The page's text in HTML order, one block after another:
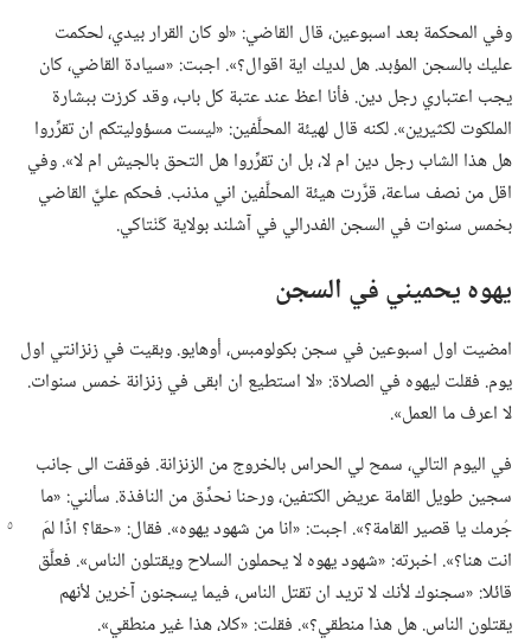
وفي المحكمة بعد اسبوعين،‏ قال القاضي:‏ «لو كان القرار بيدي،‏ لحكمت
عليك بالسجن المؤبد.‏ هل لديك اية اقوال؟‏».‏ اجبت:‏ «سيادة القاضي،‏ كان
يجب اعتباري رجل دين.‏ فأنا اعظ عند عتبة كل باب،‏ وقد كرزت ببشارة
الملكوت لكثيرين».‏ لكنه قال لهيئة المحلَّفين:‏ «ليست مسؤوليتكم ان تقرِّروا
هل هذا الشاب رجل دين ام لا،‏ بل ان تقرِّروا هل التحق بالجيش ام لا».‏ وفي
اقل من نصف ساعة،‏ قرَّرت هيئة المحلَّفين اني مذنب.‏ فحكم عليَّ القاضي
بخمس سنوات في السجن الفدرالي في آشلند بولاية كَنْتاكي.‏
يهوه يحميني في السجن
امضيت اول اسبوعين في سجن بكولومبس،‏ أوهايو.‏ وبقيت في زنزانتي اول
يوم.‏ فقلت ليهوه في الصلاة:‏ «لا استطيع ان ابقى في زنزانة خمس سنوات.‏
لا اعرف ما العمل».‏
في اليوم التالي،‏ سمح لي الحراس بالخروج من الزنزانة.‏ فوقفت الى جانب
سجين طويل القامة عريض الكتفين،‏ ورحنا نحدِّق من النافذة.‏ سألني:‏ «ما
جُرمك يا قصير القامة؟‏».‏ اجبت:‏ «انا من شهود يهوه».‏ فقال:‏ «حقا؟‏ اذًا لمَ
انت هنا؟‏».‏ اخبرته:‏ «شهود يهوه لا يحملون السلاح ويقتلون الناس».‏ فعلَّق
قائلا:‏ «سجنوك لأنك لا تريد ان تقتل الناس،‏ فيما يسجنون آخرين لأنهم
يقتلون الناس.‏ هل هذا منطقي؟‏».‏ فقلت:‏ «كلا،‏ هذا غير منطقي».‏